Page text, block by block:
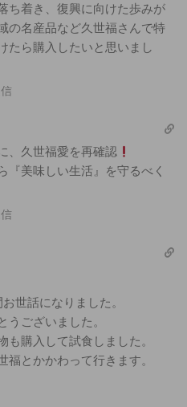
ち着き、復興に向けた歩みが
の名産品など久世福さんで特
たら購入したいと思いまし
、久世福愛を再確認
『美味しい生活』を守るべく
世話になりました。
うございました。
購入して試食しました。
福とかかわって行きます。